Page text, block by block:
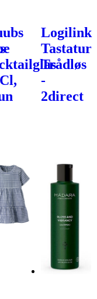
Logilink
Tastatur
Trådløs
-
2direct